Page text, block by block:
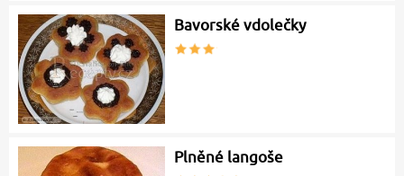
Bavorské vdolečky
Plněné langoše